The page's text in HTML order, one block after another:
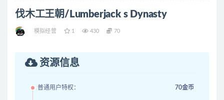
伐木工王朝/Lumberjack s Dynasty
模拟经营 1 430 70
资源信息
普通用户特权： 70金币